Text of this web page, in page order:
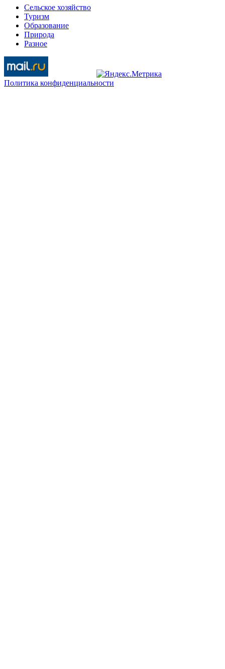
Сельское хозяйство
Туризм
Образование
Природа
Разное
Политика конфиденциальности